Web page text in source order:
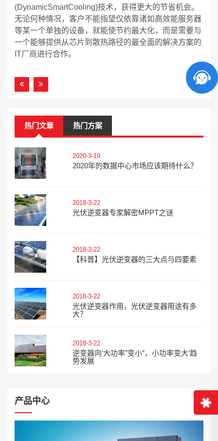
(DynamicSmartCooling)技术，获得更大的节省机会。
无论何种情况，客户不能指望仅依靠诸如高效能服务器
等某一个单独的设备，就能使节约最大化，而是需要与
一个能够提供从芯片到散热路径的最全面的解决方案的
IT厂商进行合作。
热门文章 热门方案
2020-3-19
2020年的数据中心市场应该期待什么？
2018-3-22
光伏逆变器专家解密MPPT之谜
2018-3-22
【科普】光伏逆变器的三大点与四要素
2018-3-22
光伏逆变器作用，光伏逆变器用途有多
大？
2018-3-22
逆变器向’大功率”变小”，小功率变大’趋
势发展
产品中心